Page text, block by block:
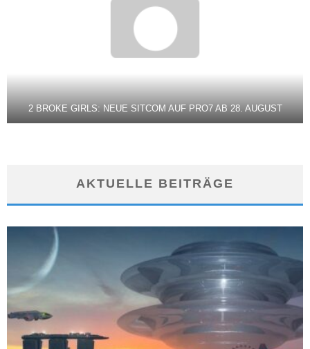
2 BROKE GIRLS: NEUE SITCOM AUF PRO7 AB 28. AUGUST
AKTUELLE BEITRÄGE